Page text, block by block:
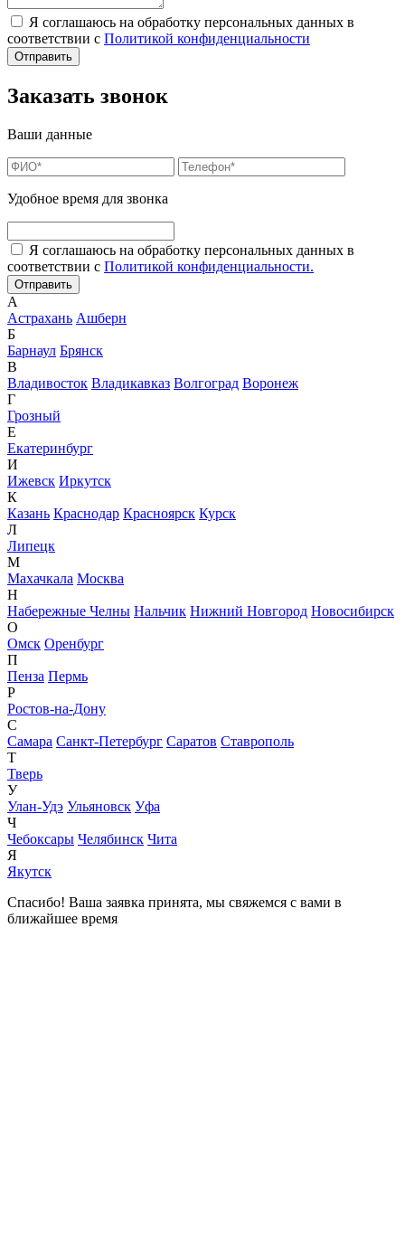
Я соглашаюсь на обработку персональных данных в
соответствии с Политикой конфиденциальности
Заказать звонок
Ваши данные
Удобное время для звонка
Я соглашаюсь на обработку персональных данных в
соответствии с Политикой конфиденциальности.
А
Астрахань Ашберн
Б
Барнаул Брянск
В
Владивосток Владикавказ Волгоград Воронеж
Г
Грозный
Е
Екатеринбург
И
Ижевск Иркутск
К
Казань Краснодар Красноярск Курск
Л
Липецк
М
Махачкала Москва
Н
Набережные Челны Нальчик Нижний Новгород Новосибирск
О
Омск Оренбург
П
Пенза Пермь
Р
Ростов-на-Дону
С
Самара Санкт-Петербург Саратов Ставрополь
Т
Тверь
У
Улан-Удэ Ульяновск Уфа
Ч
Чебоксары Челябинск Чита
Я
Якутск
Спасибо! Ваша заявка принята, мы свяжемся с вами в
ближайшее время